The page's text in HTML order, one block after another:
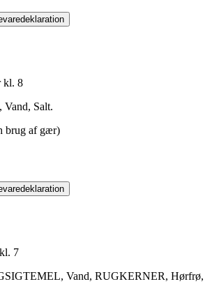
kl. 8
Salt.
brug af gær)
7
Vand, RUGKERNER, Hørfrø,